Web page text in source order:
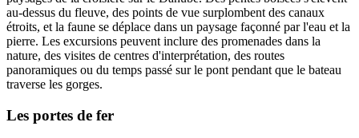
au-dessus du fleuve, des points de vue surplombent des canaux
étroits, et la faune se déplace dans un paysage façonné par l'eau et la
pierre. Les excursions peuvent inclure des promenades dans la
nature, des visites de centres d'interprétation, des routes
panoramiques ou du temps passé sur le pont pendant que le bateau
traverse les gorges.
Les portes de fer